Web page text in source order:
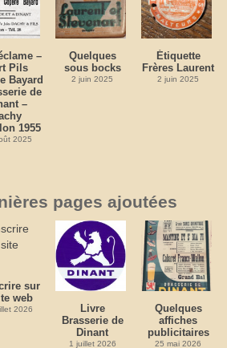
–
Pils
Bayard
de
–
1955
2025
Quelques
sous bocks
2 juin 2025
Étiquette
Frères Laurent
2 juin 2025
pages ajoutées
sur
web
2026
Livre
Brasserie de
Dinant
1 juillet 2026
Quelques
affiches
publicitaires
25 mai 2026